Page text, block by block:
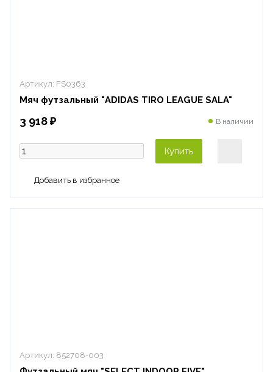
Артикул: FS0363
Мяч футзальный "ADIDAS TIRO LEAGUE SALA"
3 918 ₽ В наличии
Купить
Артикул: 852708-003